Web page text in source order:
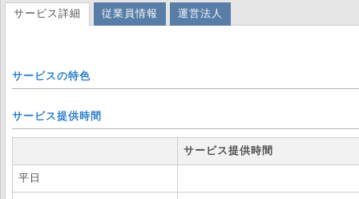
サービス詳細 従業員情報 運営法人
サービスの特色
サービス提供時間
サービス提供時間
平日